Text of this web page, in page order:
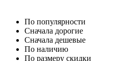
По популярности
Cначала дорогие
Cначала дешевые
По наличию
По размеру скидки